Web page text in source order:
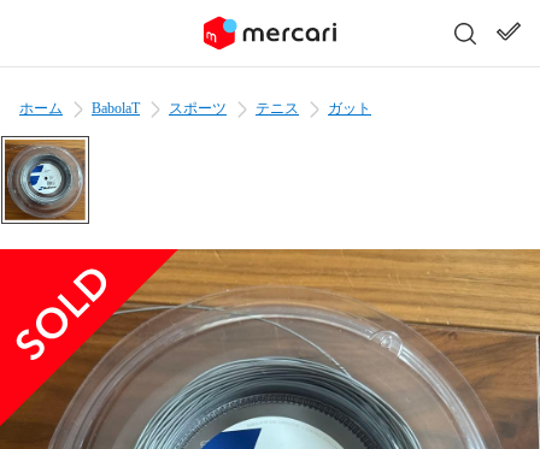
ホーム BabolaT スポーツ テニス ガット